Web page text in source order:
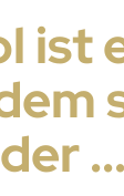
ist
...